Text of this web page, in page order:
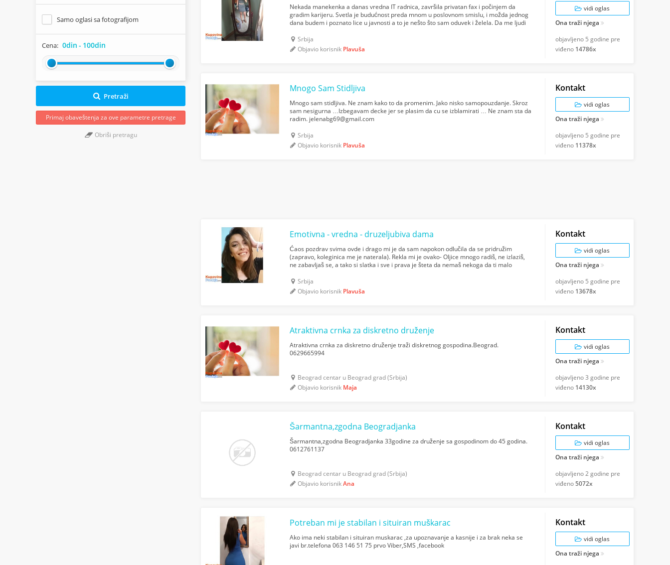
Nekada manekenka a danas vredna IT radnica, završila privatan fax i počinjem da
gradim karijeru. Svetla je budućnost preda mnom u poslovnom smislu, i možda jednog
dana budem i poznato lice u javnosti a to je nešto što sam oduvek i želela. Da me ljudi
Srbija
Objavio korisnik Plavuša
vidi oglas
Ona traži njega
objavljeno 5 godine pre
viđeno 14786x
Mnogo Sam Stidljiva
Mnogo sam stidljiva. Ne znam kako to da promenim. Jako nisko samopouzdanje. Skroz
sam nesigurna …Izbegavam decke jer se plasim da cu se izblamirati … Ne znam sta da
radim. jelenabg69@gmail.com
Srbija
Objavio korisnik Plavuša
Kontakt
vidi oglas
Ona traži njega
objavljeno 5 godine pre
viđeno 11378x
Emotivna - vredna - druzeljubiva dama
Ćaos pozdrav svima ovde i drago mi je da sam napokon odlučila da se pridružim
(zapravo, koleginica me je naterala). Rekla mi je ovako- Oljice mnogo radiš, ne izlaziš,
ne zabavljaš se, a tako si slatka i sve i prava je šteta da nemaš nekoga da ti malo
Srbija
Objavio korisnik Plavuša
Kontakt
vidi oglas
Ona traži njega
objavljeno 5 godine pre
viđeno 13678x
Atraktivna crnka za diskretno druženje
Atraktivna crnka za diskretno druženje traži diskretnog gospodina.Beograd.
0629665994
Beograd centar u Beograd grad (Srbija)
Objavio korisnik Maja
Kontakt
vidi oglas
Ona traži njega
objavljeno3 godine pre
viđeno 14130x
Šarmantna,zgodna Beogradjanka
Šarmantna,zgodna Beogradjanka 33godine za druženje sa gospodinom do 45 godina.
0612761137
Beograd centar u Beograd grad (Srbija)
Objavio korisnikAna
Kontakt
vidi oglas
Ona traži njega
objavljeno2 godine pre
viđeno5072x
Potreban mi je stabilan i situiran muškarac
Ako ima neki stabilan i situiran muskarac ,za upoznavanje a kasnije i za brak neka se
javi br.telefona 063 146 51 75 prvo Viber,SMS ,facebook
Kontakt
vidi oglas
Ona traži njega
Samo oglasi sa fotografijom
Cena: 0din - 100din
Pretraži
Primaj obaveštenja za ove parametre pretrage
Obriši pretragu